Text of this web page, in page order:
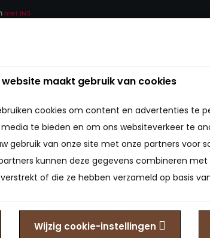
met IN3
Boxspring King
Merk:
Model:
website maakt gebruik van cookies
cookies om content en advertenties te
te bieden en om ons websiteverkeer te
gebruik van onze site met onze partners voor
kunnen deze gegevens combineren
of die ze hebben verzameld op basis
Wijzig cookie-instellingen